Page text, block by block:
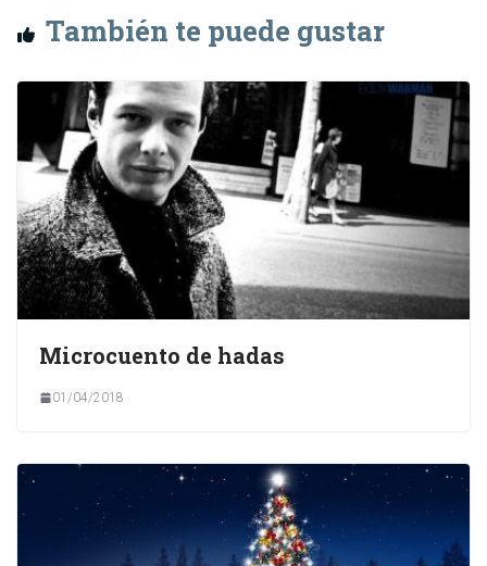
También te puede gustar
Microcuento de hadas
01/04/2018